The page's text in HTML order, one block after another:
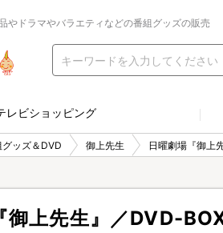
やドラマやバラエティなどの番組グッズの販売
レビショッピング
グッズ＆DVD 御上先生 日曜劇場『御上
御上先生』／DVD-